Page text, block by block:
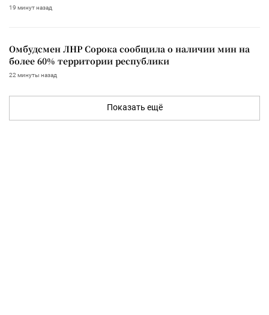
19 минут назад
Омбудсмен ЛНР Сорока сообщила о наличии мин на
более 60% территории республики
22 минуты назад
Показать ещё